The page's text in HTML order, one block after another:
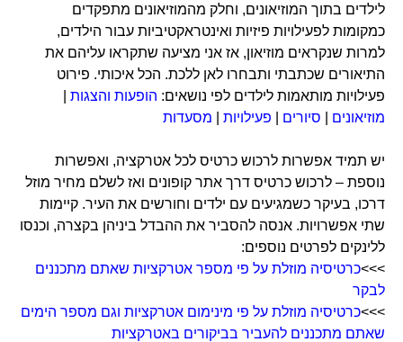
לילדים בתוך המוזיאונים, וחלק מהמוזיאונים מתפקדים
כמקומות לפעילויות פיזיות ואינטראקטיביות עבור הילדים,
למרות שנקראים מוזיאון, אז אני מציעה שתקראו עליהם את
התיאורים שכתבתי ותבחרו לאן ללכת. הכל איכותי. פירוט
פעילויות מותאמות לילדים לפי נושאים: הופעות והצגות
מוזיאונים
סיורים פעילויות מסעדות
יש תמיד אפשרות לרכוש כרטיס לכל אטרקציה, ואפשרות
נוספת – לרכוש כרטיס דרך אתר קופונים ואז לשלם מחיר מוזל
דרכו, בעיקר כשמגיעים עם ילדים וחורשים את העיר. קיימות
שתי אפשרויות. אנסה להסביר את ההבדל ביניהן בקצרה, וכנסו
ללינקים לפרטים נוספים:
>>>כרטיסיה מוזלת על פי מספר אטרקציות שאתם מתכננים
לבקר
>>>כרטיסיה מוזלת על פי מינימום אטרקציות וגם מספר הימים
שאתם מתכננים להעביר בביקורים באטרקציות